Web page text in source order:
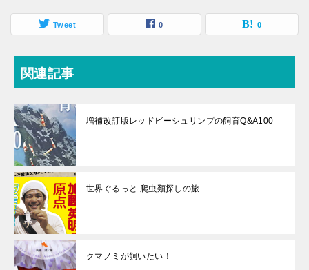
Tweet 0 0
関連記事
増補改訂版レッドビーシュリンプの飼育Q&A100
世界ぐるっと 爬虫類探しの旅
クマノミが飼いたい！